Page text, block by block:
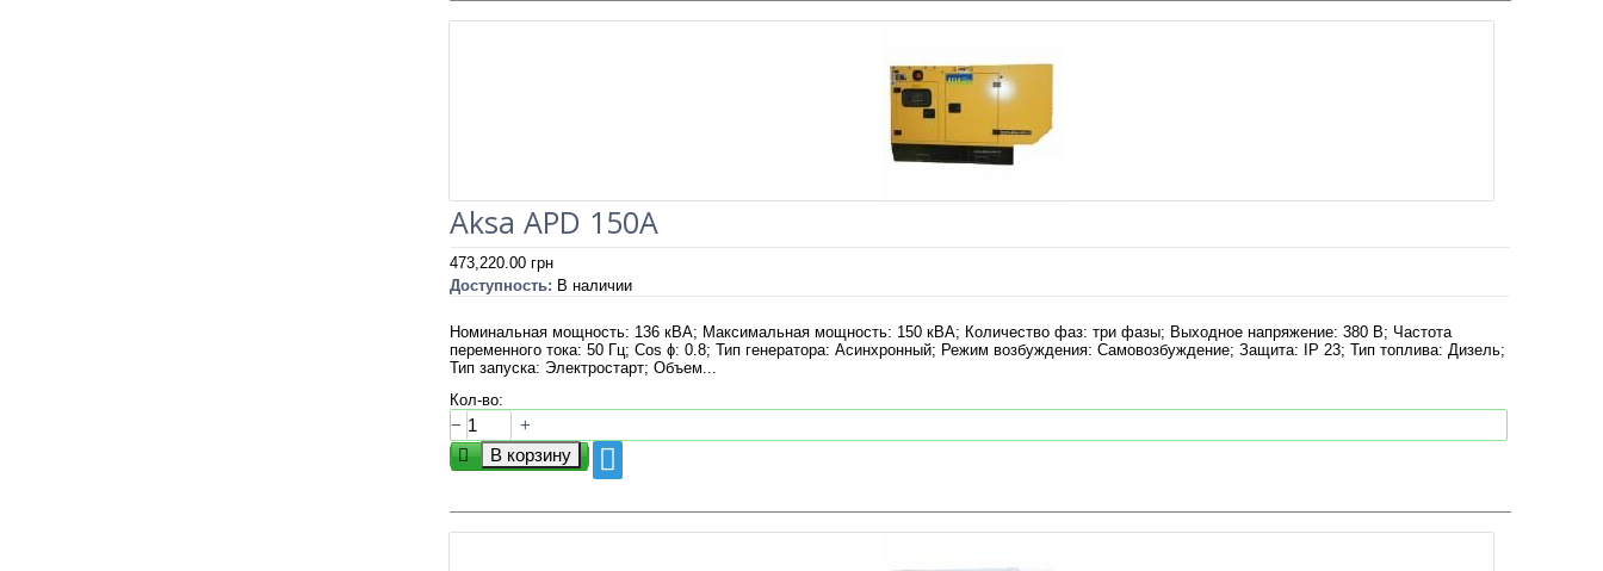
Aksa APD 150A
473,220.00 грн
Доступность: В наличии
Номинальная мощность: 136 кВА; Максимальная мощность: 150 кВА; Количество фаз: три фазы; Выходное напряжение: 380 В; Частота
переменного тока: 50 Гц; Cos ɸ: 0.8; Тип генератора: Асинхронный; Режим возбуждения: Самовозбуждение; Защита: IP 23; Тип топлива: Дизель;
Тип запуска: Электростарт; Объем...
Кол-во:
− +